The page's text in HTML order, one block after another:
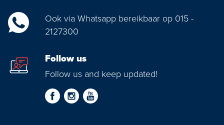
Ook via Whatsapp bereikbaar op 015 -
2127300
Follow us
Follow us and keep updated!